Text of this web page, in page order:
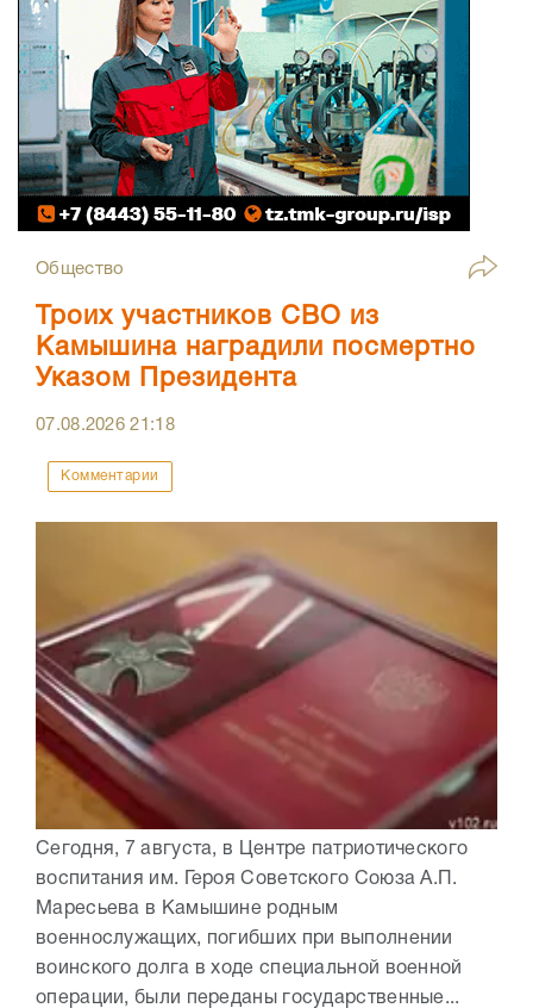
Общество
Троих участников СВО из
Камышина наградили посмертно
Указом Президента
07.08.202621:18
Комментарии
Сегодня, 7 августа, в Центре патриотического
воспитания им. Героя Советского Союза А.П.
Маресьева в Камышине родным
военнослужащих, погибших при выполнении
воинского долга в ходе специальной военной
операции, были переданы государственные...